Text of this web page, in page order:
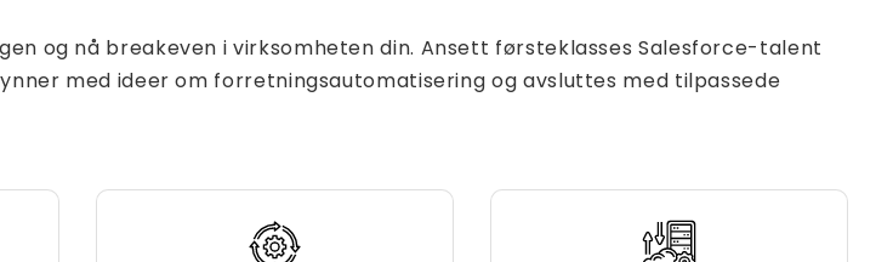
og nå breakeven i virksomheten din. Ansett førsteklasses Salesforce-talent
med ideer om forretningsautomatisering og avsluttes med tilpassede